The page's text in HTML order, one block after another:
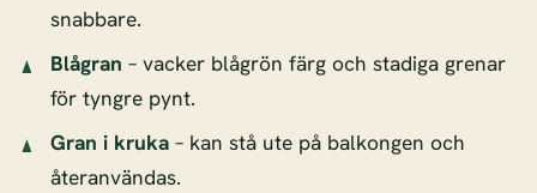
snabbare.
Blågran – vacker blågrön färg och stadiga grenar
för tyngre pynt.
Gran i kruka– kan stå ute på balkongen och
återanvändas.